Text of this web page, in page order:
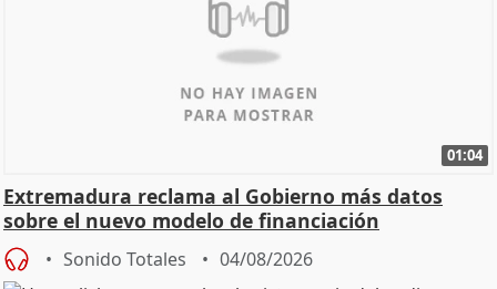
01:04
Extremadura reclama al Gobierno más datos
sobre el nuevo modelo de financiación
Sonido Totales 04/08/2026